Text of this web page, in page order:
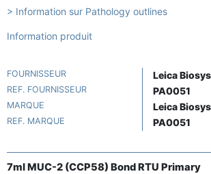
> Information sur Pathology outlines
Information produit
FOURNISSEUR Leica
REF. FOURNISSEUR PA0051
MARQUE Leica
REF. MARQUE PA0051
7ml MUC-2 (CCP58) Bond RTU Primary